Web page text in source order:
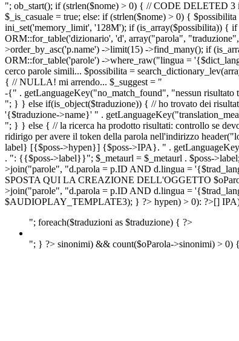
"; ob_start(); if (strlen($nome) > 0) { // CODE DELETED
$_is_casuale = true; else: if (strlen($nome) > 0) {
ini_set('memory_limit', '128M'); if (is_array($possibilita)) {
ORM::for_table('dizionario', 'd', array("parola",
>order_by_asc('p.name') ->limit(15) ->find_many(); if
ORM::for_table('parole') ->where_raw("lingua =
cerco parole simili... $possibilita =
{ // NULLA! mi arrendo... $_suggest = "
-{" . getLanguageKey("no_match_found", "nessun
"; } } else if(is_object($traduzione)) { // ho trovato dei
'{$traduzione->name}' " .
"; } } else { // la ricerca ha prodotto risultati: controllo se
ridirigo per avere il token della parola nell'indirizzo
label} [{$poss->hypen}] {$poss->IPA}. " .
. ": {{$poss->label}}"; $_metaurl = $_metaurl . $poss-
>join("parole", "d.parola = p.ID AND d.lingua =
SPOSTA QUI LA CREAZIONE DELL'OGGETTO
>join("parole", "d.parola = p.ID AND d.lingua =
$AUDIOPLAY_TEMPLATE3); } ?> hypen) > 0): ?>[]
"; foreach($traduzioni as $traduzione) { ?>
"; } ?> sinonimi) && count($oParola->sinonimi) > 0)